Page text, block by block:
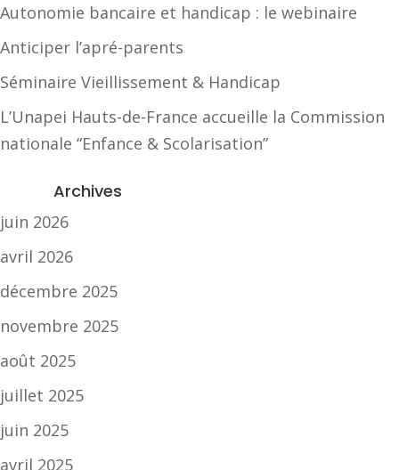
Autonomie bancaire et handicap : le webinaire
Anticiper l’apré-parents
Séminaire Vieillissement & Handicap
L’Unapei Hauts-de-France accueille la Commission
nationale “Enfance & Scolarisation”
Archives
juin 2026
avril 2026
décembre 2025
novembre 2025
août 2025
juillet 2025
juin 2025
avril 2025